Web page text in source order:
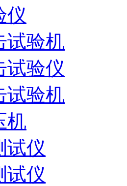
仪
试验机
试验仪
试验机
机
试仪
试仪